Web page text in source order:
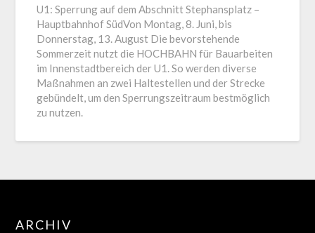
U1: Sperrung auf dem Abschnitt Stephansplatz –
Hauptbahnhof SüdVon Montag, 8. Juni, bis
Donnerstag, 13. August Die bevorstehende
Sommerzeit nutzt die HOCHBAHN für Bauarbeiten
im Innenstadtbereich der U1. So werden diverse
Maßnahmen an zwei Haltestellen und der Strecke
gebündelt, um den Sperrungszeitraum bestmöglich
zu nutzen.
ARCHIV